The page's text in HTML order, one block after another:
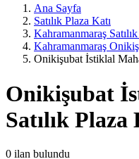
Ana Sayfa
Satılık Plaza Katı
Kahramanmaraş
Kahramanmaraş
Onikişubat İstiklal
Onikişubat
Satılık Plaza
0 ilan bulundu